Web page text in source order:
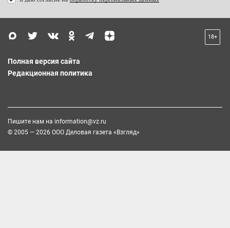
18+
Полная версия сайта
Редакционная политика
Пишите нам на information@vz.ru
© 2005 — 2026 ООО Деловая газета «Взгляд»